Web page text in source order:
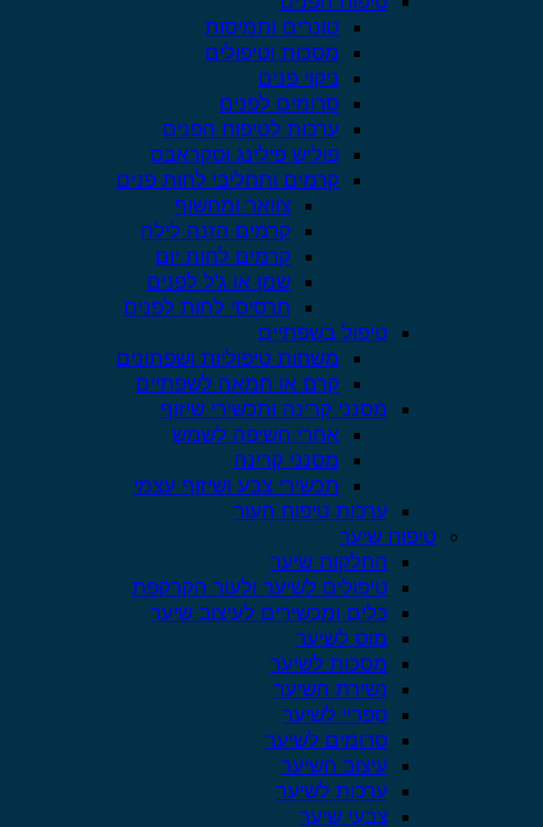
טונרים ותמיסות
מסכות וטיפולים
ניקוי פנים
סרומים לפנים
ערכות לטיפוח הפנים
פוליש פילינג וסקראבס
קרמים ותחליבי לחות פנים
צוואר ומחשוף
קרמים הזנה לילה
קרמים לחות יום
שמן או ג'ל לפנים
תרסיסי לחות לפנים
טיפול בשפתיים
משחות טיפוליות ושפתונים
קרם או חמאה לשפתיים
מסנני קרינה ותכשירי שיזוף
אחרי חשיפה לשמש
מסנני קרינה
תכשירי צבע ושיזוף עצמי
ערכות טיפוח העור
טיפוח שיער
החלקות שיער
טיפולים לשיער ולעור הקרקפת
כלים ומכשירים לעיצוב שיער
מוס לשיער
מסכות לשיער
נשירת השיער
ספריי לשיער
סרומים לשיער
עיצוב השיער
ערכות לשיער
צבעי שיער